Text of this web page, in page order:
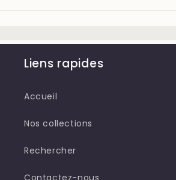
Liens rapides
Accueil
Nos collections
Rechercher
Contactez-nous